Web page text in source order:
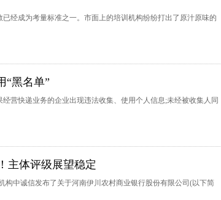
经成为考量标准之一。市面上的培训机构纷纷打出了原汁原味的
“黑名单”
营快递业务的企业出现违法收集、使用个人信息;未经被收集人同
主体评级展望稳定
构中诚信发布了关于河南伊川农村商业银行股份有限公司(以下简